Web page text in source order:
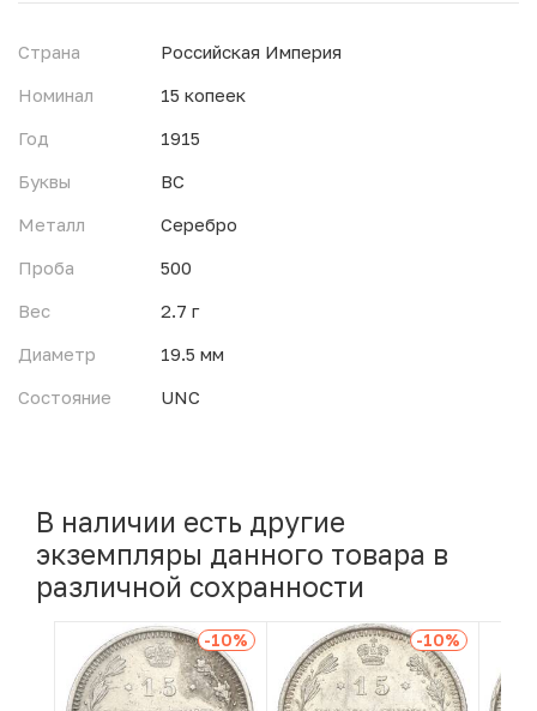
Страна
Российская Империя
Номинал
15 копеек
Год
1915
Буквы
ВС
Металл
Серебро
Проба
500
Вес
2.7 г
Диаметр
19.5 мм
Состояние
UNC
В наличии есть другие
экземпляры данного товара в
различной сохранности
-10% -10%